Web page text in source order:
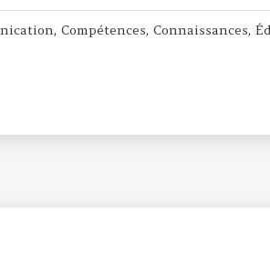
,Compétences,Connaissances,